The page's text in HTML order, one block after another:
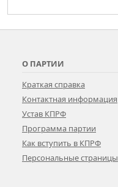
О ПАРТИИ
Краткая справка
Контактная информация
Устав КПРФ
Программа партии
Как вступить в КПРФ
Персональные страницы